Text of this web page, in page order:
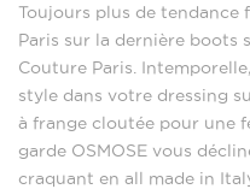
Toujours plus de tendance
Paris sur la dernière boots
Couture Paris.
style dans votre dressing
à frange cloutée pour une
garde OSMOSE vous
craquant en all made in